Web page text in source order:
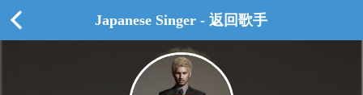
Japanese Singer - 返回歌手